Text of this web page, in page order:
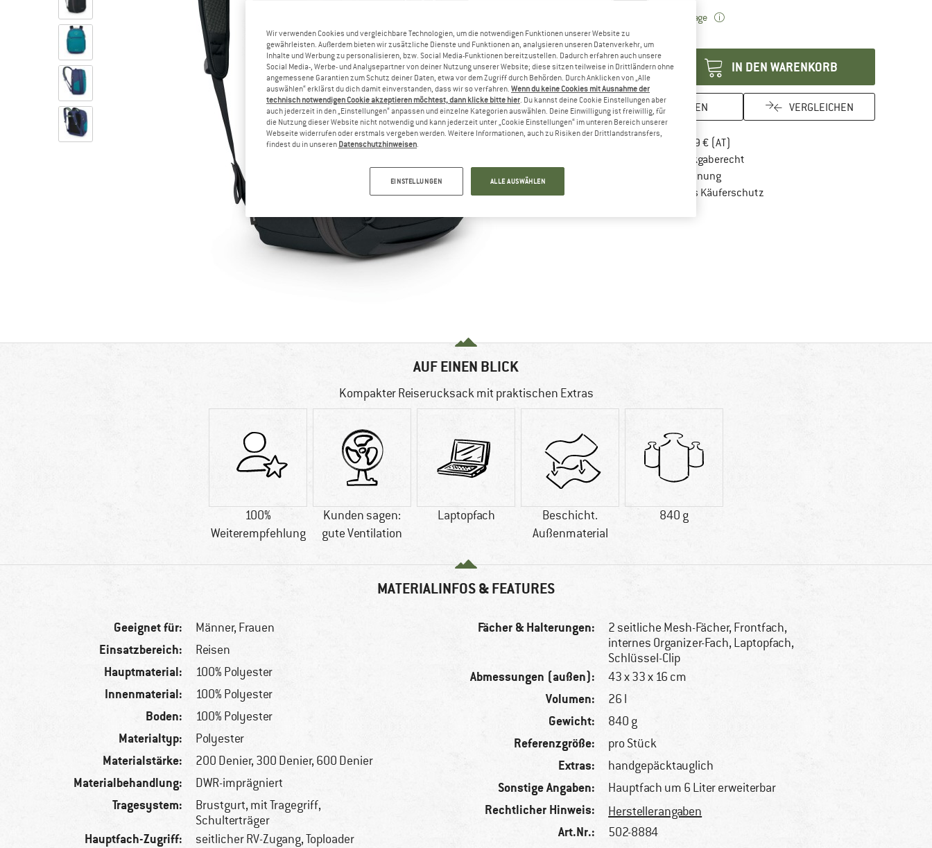
Lieferzeit: 2-4 Werktage
Menge:
IN DEN WARENKORB
MERKEN VERGLEICHEN
Portofrei ab 69 € (AT)
100 Tage RückgaberechtGehe hier zu den Rückgabe-Richtlinien
Kauf auf RechnungFinde die Zahlungs-Infos hier! Öffnet sich in
Trusted Shops KäuferschutzFinde alle Infos hier!
AUF EINEN BLICK
Kompakter Reiserucksack mit praktischen Extras
100%
Weiterempfehlung
Kunden sagen:
gute Ventilation
Laptopfach
Beschicht.
Außenmaterial
840 g
MATERIALINFOS & FEATURES
Geeignet für: Männer, Frauen
Einsatzbereich: Reisen
Hauptmaterial: 100% Polyester
Innenmaterial: 100% Polyester
Boden: 100% Polyester
Materialtyp: Polyester
Materialstärke: 200 Denier, 300 Denier, 600 Denier
Materialbehandlung: DWR-imprägniert
Tragesystem:
Brustgurt, mit Tragegriff,
Schulterträger
Hauptfach-Zugriff: seitlicher RV-Zugang, Toploader
Fächer & Halterungen:
2 seitliche Mesh-Fächer, Frontfach,
internes Organizer-Fach, Laptopfach,
Schlüssel-Clip
Abmessungen (außen): 43 x 33 x 16 cm
Volumen: 26 l
Gewicht: 840 g
Referenzgröße: pro Stück
Extras: handgepäcktauglich
Sonstige Angaben: Hauptfach um 6 Liter erweiterbar
Rechtlicher Hinweis: Herstellerangaben
Art.Nr.: 502-8884
Wir verwenden Cookies und vergleichbare Technologien, um die notwendigen Funktionen unserer Website zu
gewährleisten. Außerdem bieten wir zusätzliche Dienste und Funktionen an, analysieren unseren Datenverkehr, um
Inhalte und Werbung zu personalisieren, bzw. Social Media-Funktionen bereitzustellen. Dadurch erfahren auch unsere
Social Media-, Werbe- und Analysepartner von deiner Nutzung unserer Website; diese sitzen teilweise in Drittländern ohne
angemessene Garantien zum Schutz deiner Daten, etwa vor dem Zugriff durch Behörden. Durch Anklicken von „Alle
auswählen“ erklärst du dich damit einverstanden, dass wir so verfahren. Wenn du keine Cookies mit Ausnahme der
technisch notwendigen Cookie akzeptieren möchtest, dann klicke bitte hier. Du kannst deine Cookie Einstellungen aber
auch jederzeit in den „Einstellungen“ anpassen und einzelne Kategorien auswählen. Deine Einwilligung ist freiwillig, für
die Nutzung dieser Website nicht notwendig und kann jederzeit unter „Cookie Einstellungen“ im unteren Bereich unserer
Webseite widerrufen oder erstmals vergeben werden. Weitere Informationen, auch zu Risiken der Drittlandstransfers,
findest du in unseren Datenschutzhinweisen.
EINSTELLUNGEN ALLE AUSWÄHLEN